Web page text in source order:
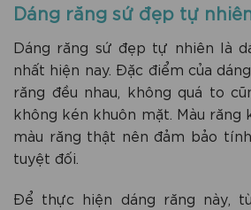
Dáng răng sứ đẹp tự
Dáng răng sứ đẹp tự nhiên là
nhất hiện nay. Đặc điểm của
răng đều nhau, không quá to
không kén khuôn mặt. Màu răng
màu răng thật nên đảm bảo
tuyệt đối.
Để thực hiện dáng răng này,